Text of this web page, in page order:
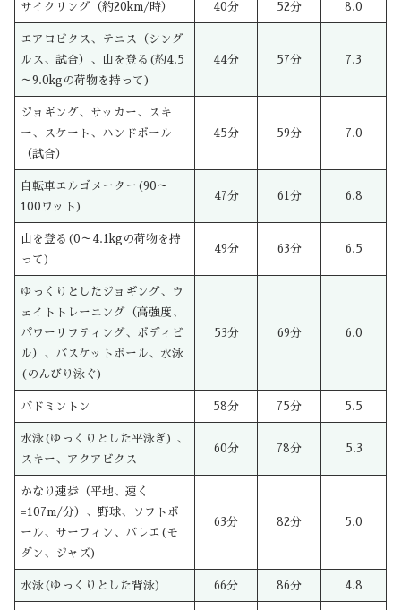
サイクリング（約20km/時） 40分 52分 8.0
エアロビクス、テニス（シング
ルス、試合）、山を登る(約4.5
～9.0kgの荷物を持って)
44分 57分 7.3
ジョギング、サッカー、スキ
ー、スケート、ハンドボール
（試合）
45分 59分 7.0
自転車エルゴメーター(90～
100ワット)
47分 61分 6.8
山を登る(0～4.1kgの荷物を持
って)
49分 63分 6.5
ゆっくりとしたジョギング、ウ
ェイトトレーニング（高強度、
パワーリフティング、ボディビ
ル）、バスケットボール、水泳
(のんびり泳ぐ)
53分 69分 6.0
バドミントン 58分 75分 5.5
水泳(ゆっくりとした平泳ぎ) 、
スキー、アクアビクス
60分 78分 5.3
かなり速歩（平地、速く
=107m/分）、野球、ソフトボ
ール、サーフィン、バレエ(モ
ダン、ジャズ)
63分 82分 5.0
水泳(ゆっくりとした背泳) 66分 86分 4.8